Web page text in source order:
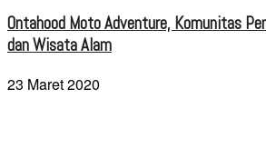
Ontahood Moto Adventure, Komunitas
dan Wisata Alam
23 Maret 2020